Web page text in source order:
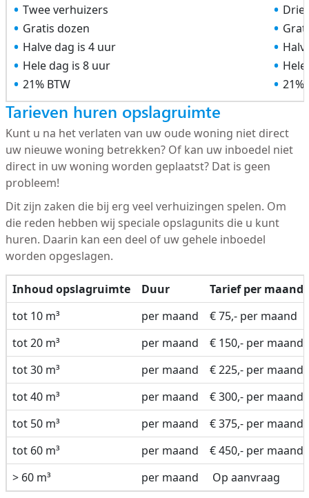
Twee verhuizers
Gratis dozen
Halve dag is 4 uur
Hele dag is 8 uur
21% BTW
Drie
21%
Tarieven huren opslagruimte
Kunt u na het verlaten van uw oude woning niet direct
uw nieuwe woning betrekken? Of kan uw inboedel niet
direct in uw woning worden geplaatst? Dat is geen
probleem!
Dit zijn zaken die bij erg veel verhuizingen spelen. Om
die reden hebben wij speciale opslagunits die u kunt
huren. Daarin kan een deel of uw gehele inboedel
worden opgeslagen.
Inhoud opslagruimte Duur
Tarief per maand
tot 10 m³
per maand
€ 75,- per maand
tot 20 m³
per maand
€ 150,- per maand
tot 30 m³
per maand
€ 225,- per maand
tot 40 m³
per maand
€ 300,- per maand
tot 50 m³
per maand
€ 375,- per maand
tot 60 m³
per maand
€ 450,- per maand
> 60 m³
per maand Op aanvraag